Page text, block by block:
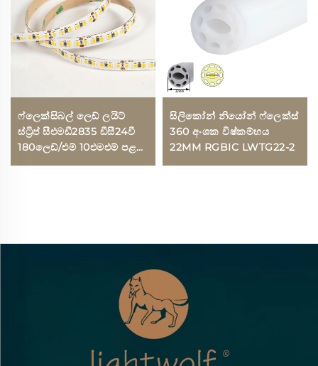
ෆ්ලෙක්සිබල් ලෙඩ් ලයිට්
ස්ට්‍රිප් සීඑමඩී2835 ඩීසී24වී
180ලෙඩ්/එම් 10එමඑම් පළල
14ඩබ්ලිව්/එම් ලිවින් රූම්
සිලිකෝන් නියෝන් ෆ්ලෙක්ස්
360 අංශක විෂ්කම්භය
22MM RGBIC LWTG22-2